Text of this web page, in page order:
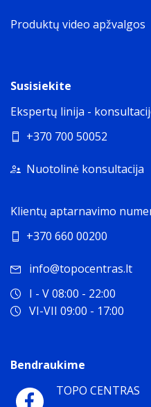
Produktų video apžvalgos
Susisiekite
Ekspertų linija -
+370 700 50052
Nuotolinė konsultacija
Klientų aptarnavimo
+370 660 00200
info@topocentras.lt
I - V 08:00 - 22:00
VI-VII 09:00 - 17:00
Bendraukime
TOPO CENTRAS